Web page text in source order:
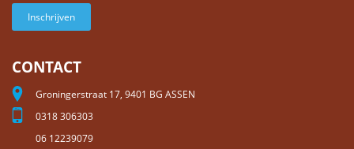
Inschrijven
CONTACT
Groningerstraat 17, 9401 BG ASSEN
0318 306303
06 12239079